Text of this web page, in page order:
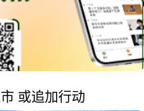
或追加行动